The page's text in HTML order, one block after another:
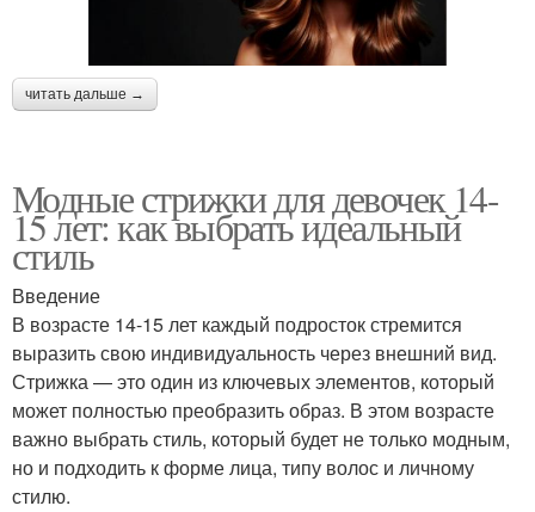
читать дальше →
Модные стрижки для девочек 14-
15 лет: как выбрать идеальный
стиль
Введение
В возрасте 14-15 лет каждый подросток стремится
выразить свою индивидуальность через внешний вид.
Стрижка — это один из ключевых элементов, который
может полностью преобразить образ. В этом возрасте
важно выбрать стиль, который будет не только модным,
но и подходить к форме лица, типу волос и личному
стилю.